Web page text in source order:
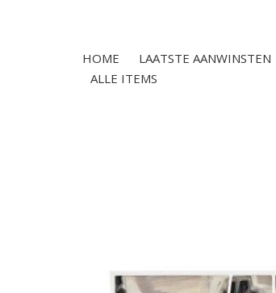
HOME LAATSTE AANWINSTEN
ALLE ITEMS